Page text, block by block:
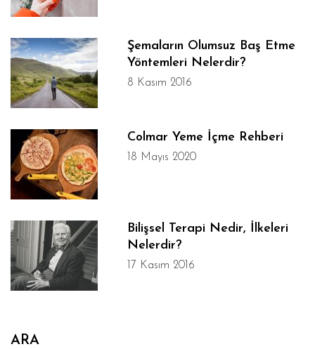
Şemaların Olumsuz Baş Etme
Yöntemleri Nelerdir?
8 Kasım 2016
Colmar Yeme İçme Rehberi
18 Mayıs 2020
Bilişsel Terapi Nedir, İlkeleri
Nelerdir?
17 Kasım 2016
ARA